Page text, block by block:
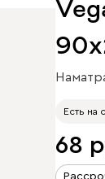
Есть на
68